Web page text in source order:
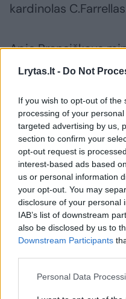
Lrytas.lt - Do Not
If you wish to opt-out of
processing of your
targeted advertising by us,
section to confirm your
opt-out request is
interest-based ads based
us or personal information
your opt-out. You may
disclosure of your personal
IAB’s list of downstream
also be disclosed by us to
Downstream Participants
Personal Data
kardinolas
Apie Pranciškaus
dienai po jo
tikinčiųjų palinkėjo
tradiciniame
(„Miestui ir
laisvės ir tolerancijos.
Popiežius
sirgo plaučiu
paleistas kovo 23